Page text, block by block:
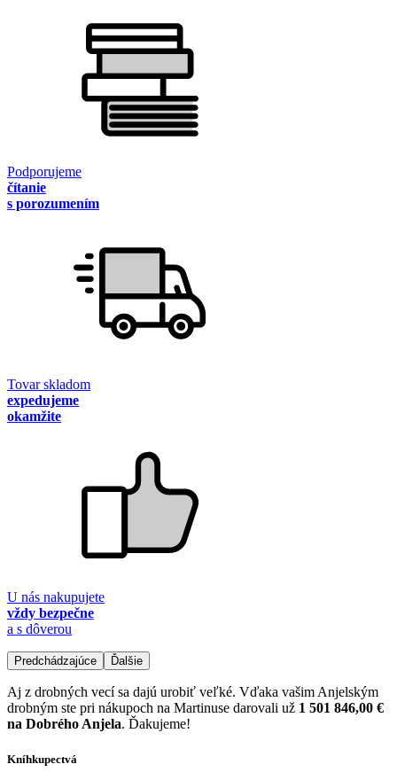
Podporujeme
čítanie
s porozumením
Tovar skladom
expedujeme
okamžite
U nás nakupujete
vždy bezpečne
a s dôverou
Predchádzajúce Ďalšie
Aj z drobných vecí sa dajú urobiť veľké. Vďaka vašim Anjelským
drobným ste pri nákupoch na Martinuse darovali už 1 501 846,00 €
na Dobrého Anjela. Ďakujeme!
Kníhkupectvá